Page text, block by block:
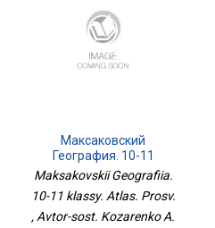
Максаковский
География. 10-11
Классы. Атлас. Просв.
Maksakovskii Geografiia.
10-11 klassy. Atlas. Prosv.
, Avtor-sost. Kozarenko A.